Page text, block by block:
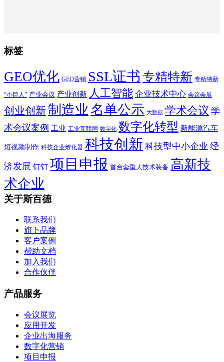
标签
GEO优化 GEO营销 SSL证书 专精特新 专精特新
“小巨人” 产业会议 产业创新 人工智能 企业技术中心 会议会展
创业创新制造业 名单公示 大数据 学术会议 学
术会议案例 工业 工业互联网 数字化 数字化转型 新能源汽车
短视频制作 科技企业孵化器 科技创新 科技型中小企业 经
济发展 钉钉 项目申报 首台套重大技术装备 高新技
术企业
关于斯百德
联系我们
旗下品牌
客户案例
帮助文档
加入我们
合作伙伴
产品服务
会议展览
应用开发
企业出海服务
数字化营销
项目申报